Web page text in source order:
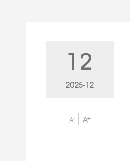
12
2025-12